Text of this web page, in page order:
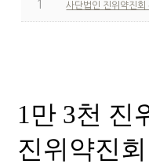
1 사단법인 진위약진
1만 3천 진
진위약진